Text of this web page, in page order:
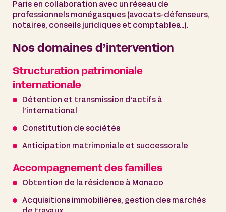
Paris en collaboration avec un réseau de
professionnels monégasques (avocats-défenseurs,
notaires, conseils juridiques et comptables…).
Nos domaines d’intervention
Structuration patrimoniale
internationale
Détention et transmission d’actifs à
l’international
Constitution de sociétés
Anticipation matrimoniale et successorale
Accompagnement des familles
Obtention de la résidence à Monaco
Acquisitions immobilières, gestion des marchés